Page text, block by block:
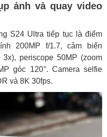
ảnh và quay video
S24 Ultra tiếp tục là điểm
200MP f/1.7, cảm biến
periscope 50MP (zoom
góc 120°. Camera selfie
và 8K 30fps.